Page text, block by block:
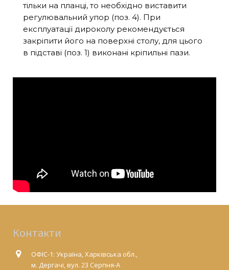
тільки на планці, то необхідно виставити
регулювальний упор (поз. 4). При
експлуатації дироколу рекомендується
закріпити його на поверхні столу, для цього
в підставі (поз. 1) виконані кріпильні пази.
Контакти
ОФІС-1: Україна, Харківська обл.,
м. Дергачі, вул. 23 Серпня-А